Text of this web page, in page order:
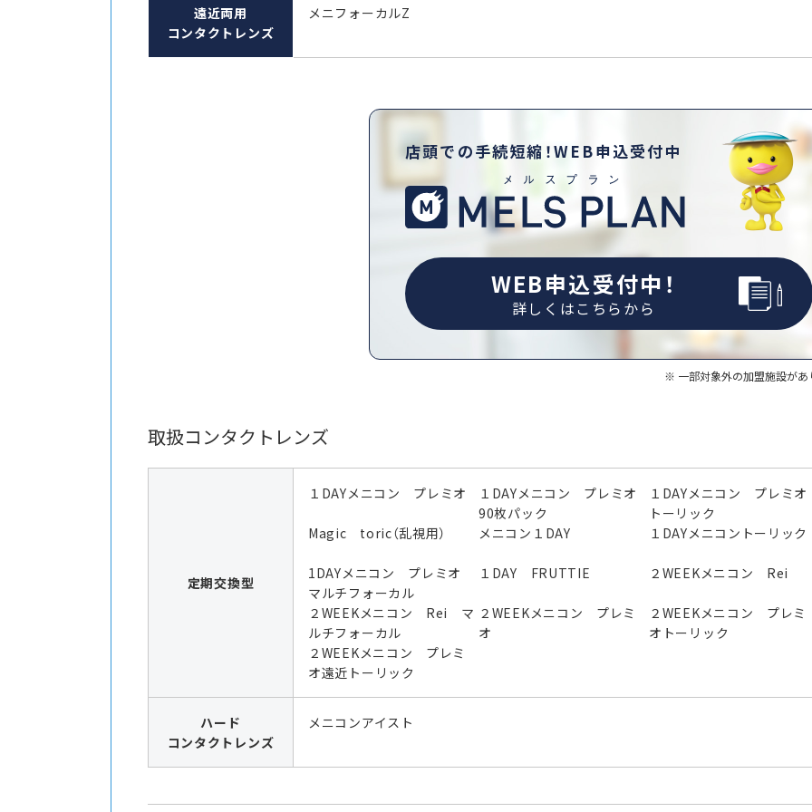
遠近両用
コンタクトレンズ
メニフォーカルZ
店頭での手続短縮！WEB申込受付中
WEB申込受付中！
詳しくはこちらから
一部対象外の加盟施設があ
取扱コンタクトレンズ
定期交換型
１DAYメニコン プレミオ
１DAYメニコン プレミオ
90枚パック
１DAYメニコン プレミオ
トーリック
Magic toric（乱視用）
メニコン１DAY １DAYメニコントーリック
1DAYメニコン プレミオ
マルチフォーカル
１DAY FRUTTIE ２WEEKメニコン Rei
２WEEKメニコン Rei マ
ルチフォーカル
２WEEKメニコン プレミ
オ
２WEEKメニコン プレミ
オトーリック
２WEEKメニコン プレミ
オ遠近トーリック
ハード
コンタクトレンズ
メニコンアイスト